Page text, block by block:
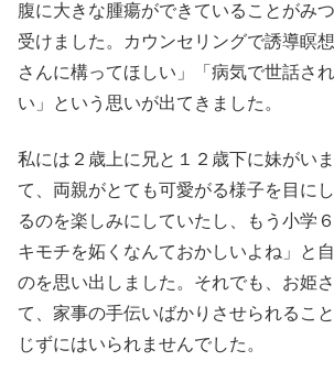
腹に大きな腫瘍ができていることがみ
受けました。カウンセリングで誘導瞑
さんに構ってほしい」「病気で世話さ
い」という思いが出てきました。
私には２歳上に兄と１２歳下に妹がい
て、両親がとても可愛がる様子を目に
るのを楽しみにしていたし、もう小学
キモチを妬くなんておかしいよね」と
のを思い出しました。それでも、お姫
て、家事の手伝いばかりさせられるこ
じずにはいられませんでした。